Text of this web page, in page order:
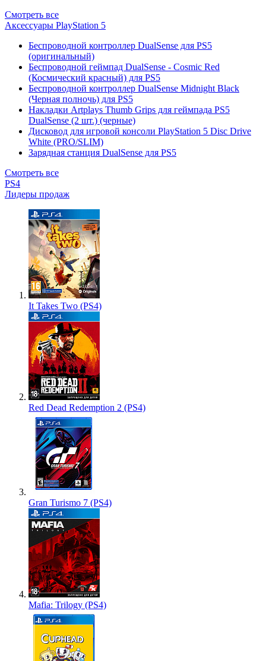
Смотреть все
Аксессуары PlayStation 5
Беспроводной контроллер DualSense для PS5
(оригинальный)
Беспроводной геймпад DualSense - Cosmic Red
(Космический красный) для PS5
Беспроводной контроллер DualSense Midnight Black
(Черная полночь) для PS5
Накладки Artplays Thumb Grips для геймпада PS5
DualSense (2 шт.) (черные)
Дисковод для игровой консоли PlayStation 5 Disc Drive
White (PRO/SLIM)
Зарядная станция DualSense для PS5
Смотреть все
PS4
Лидеры продаж
It Takes Two (PS4)
Red Dead Redemption 2 (PS4)
Gran Turismo 7 (PS4)
Mafia: Trilogy (PS4)